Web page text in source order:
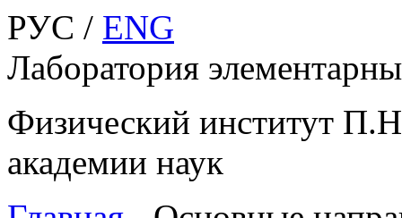
РУС / ENG
Лаборатория
Физический институт
академии наук